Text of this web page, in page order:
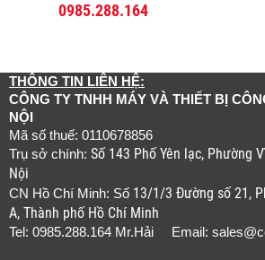
0985.288.164
THÔNG TIN LIÊN HỆ:
CÔNG TY TNHH MÁY VÀ THIẾT BỊ
NỘI
Mã số thuế: 0110678856
Trụ sở chính: Số 143 Phố Yên lạc, Phường
Nội
CN Hồ Chí Minh: Số 13/1/3 Đường số 21,
A, Thành phố Hồ Chí Minh
Tel: 0985.288.164 Mr.Hải Email: